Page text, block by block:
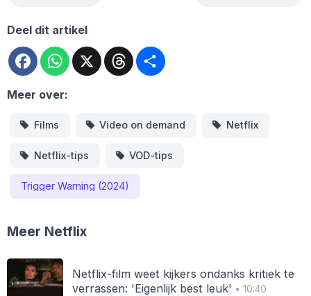
Deel dit artikel
FacebookWhatsApp
X Threads
Meer over:
Films Video on demand Netflix
Netflix-tips VOD-tips
Trigger Warning (2024)
Meer Netflix
Netflix-film weet kijkers ondanks kritiek te
verrassen: 'Eigenlijk best leuk' • 10:40